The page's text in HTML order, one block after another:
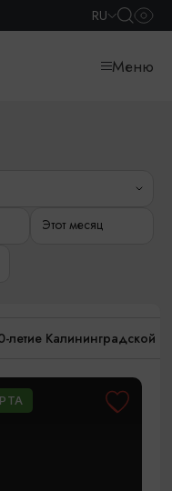
RU
Меню
Этот месяц
летие Калининградской